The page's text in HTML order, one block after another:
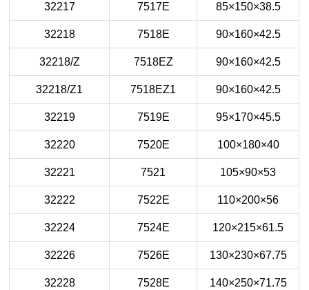
32217 7517E 85×150×38.5
32218 7518E 90×160×42.5
32218/Z 7518EZ 90×160×42.5
32218/Z1 7518EZ1 90×160×42.5
32219 7519E 95×170×45.5
32220 7520E 100×180×40
32221 7521 105×90×53
32222 7522E 110×200×56
32224 7524E 120×215×61.5
32226 7526E 130×230×67.75
32228 7528E 140×250×71.75